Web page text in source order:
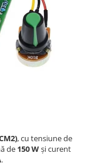
, cu tensiune de
de 150 Wși curent
.